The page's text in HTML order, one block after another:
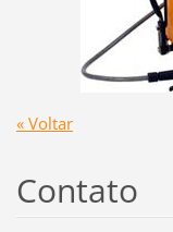
« Voltar
Contato